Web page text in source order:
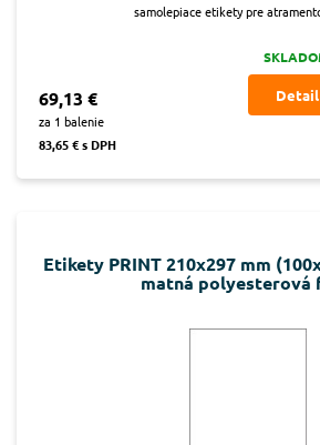
samolepiace etikety pre
69,13 €
za 1 balenie
83,65 € s DPH
Detail
Etikety PRINT 210x297 mm
matná polyesterová